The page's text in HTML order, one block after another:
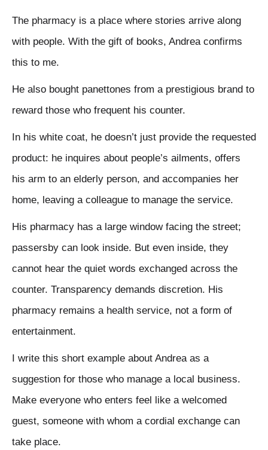
The pharmacy is a place where stories arrive along
with people. With the gift of books, Andrea confirms
this to me.
He also bought panettones from a prestigious brand to
reward those who frequent his counter.
In his white coat, he doesn’t just provide the requested
product: he inquires about people’s ailments, offers
his arm to an elderly person, and accompanies her
home, leaving a colleague to manage the service.
His pharmacy has a large window facing the street;
passersby can look inside. But even inside, they
cannot hear the quiet words exchanged across the
counter. Transparency demands discretion. His
pharmacy remains a health service, not a form of
entertainment.
I write this short example about Andrea as a
suggestion for those who manage a local business.
Make everyone who enters feel like a welcomed
guest, someone with whom a cordial exchange can
take place.